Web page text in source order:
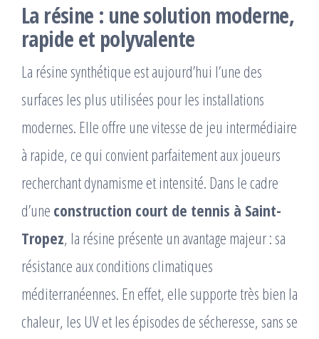
La résine : une solution moderne,
rapide et polyvalente
La résine synthétique est aujourd’hui l’une des
surfaces les plus utilisées pour les installations
modernes. Elle offre une vitesse de jeu intermédiaire
à rapide, ce qui convient parfaitement aux joueurs
recherchant dynamisme et intensité. Dans le cadre
d’une construction court de tennis à Saint-
Tropez, la résine présente un avantage majeur : sa
résistance aux conditions climatiques
méditerranéennes. En effet, elle supporte très bien la
chaleur, les UV et les épisodes de sécheresse, sans se